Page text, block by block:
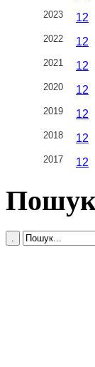
2023 12
2022 12
2021 12
2020 12
2019 12
2018 12
2017 12